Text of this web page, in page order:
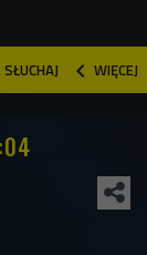
SŁUCHAJ  WIĘCEJ
